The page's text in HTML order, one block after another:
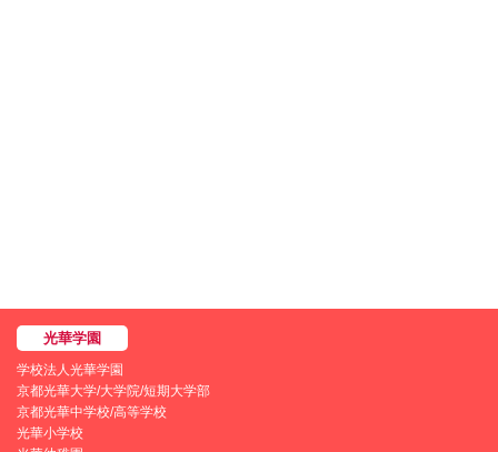
学校法人光華学園
京都光華大学/大学院/短期大学部
京都光華中学校/高等学校
光華小学校